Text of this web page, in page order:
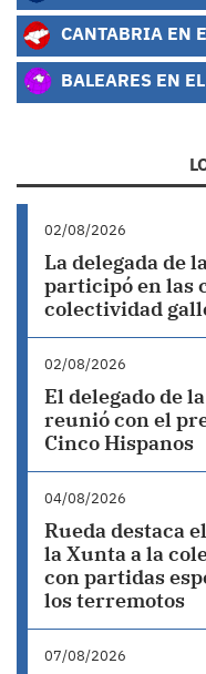
CANTABRIA EN
BALEARES EN
02/08/2026
La delegada de
participó en las
colectividad
02/08/2026
El delegado de
reunió con el
Cinco Hispanos
04/08/2026
Rueda destaca
la Xunta a la
con partidas
los terremotos
07/08/2026